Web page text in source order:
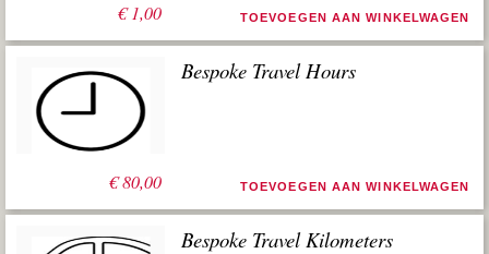
€1,00 TOEVOEGEN AAN WINKELWAGEN
€80,00
Bespoke Travel Hours
TOEVOEGEN AAN WINKELWAGEN
Bespoke Travel Kilometers